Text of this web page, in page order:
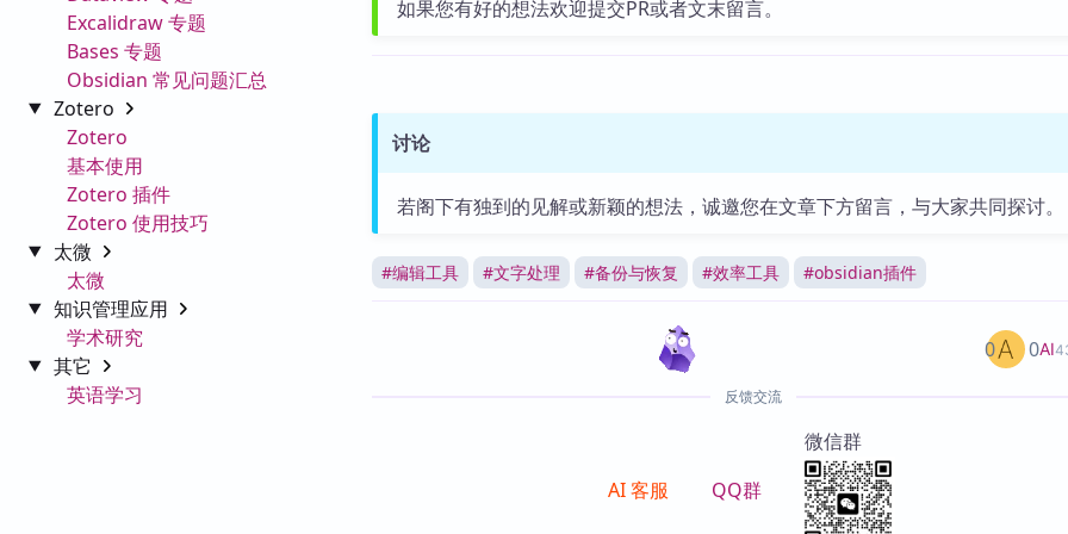
Excalidraw 专题
Bases 专题
Obsidian 常见问题汇总
Zotero
Zotero
基本使用
Zotero 插件
Zotero 使用技巧
太微
太微
知识管理应用
学术研究
其它
英语学习
如果您有好的想法欢迎提交PR或者文末留言。
讨论
若阁下有独到的见解或新颖的想法，诚邀您在文章下方留言，与大家共同探讨。
#编辑工具 #文字处理 #备份与恢复 #效率工具 #obsidian插件
AI
0 0
反馈交流
AI 客服 QQ群
微信群